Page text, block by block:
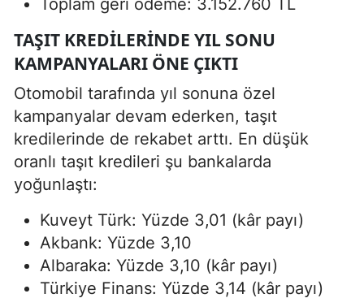
TAŞIT KREDILERINDE YIL SONU
KAMPANYALARI ÖNE ÇIKTI
Otomobil tarafında yıl sonuna özel
kampanyalar devam ederken, taşıt
kredilerinde de rekabet arttı. En düşük
oranlı taşıt kredileri şu bankalarda
yoğunlaştı:
Kuveyt Türk: Yüzde 3,01 (kâr payı)
Akbank: Yüzde 3,10
Albaraka: Yüzde 3,10 (kâr payı)
Türkiye Finans: Yüzde 3,14 (kâr payı)